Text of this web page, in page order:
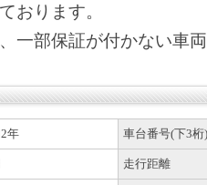
おります。
一部保証が付かない車
年 車台番号(下3桁)
走行距離